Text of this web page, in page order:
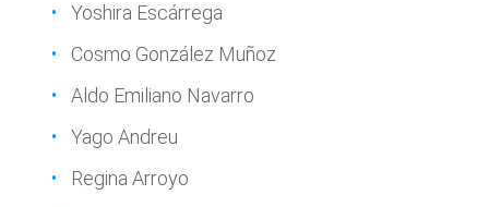
Yoshira Escárrega
Cosmo González Muñoz
Aldo Emiliano Navarro
Yago Andreu
Regina Arroyo